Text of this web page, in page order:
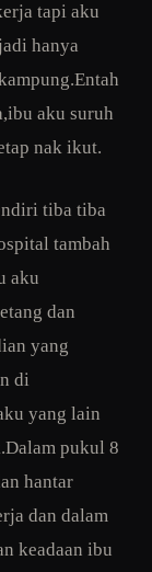
tapi aku
hanya
aku suruh
nak ikut.
tiba tiba
tambah
aku
dan
yang
di
yang lain
pukul 8
hantar
dan dalam
keadaan ibu